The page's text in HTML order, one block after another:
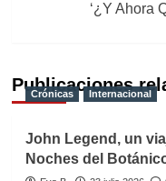
‘¿Y Ahora
Publicaciones
Crónicas Internacional
John Legend, un
Noches del